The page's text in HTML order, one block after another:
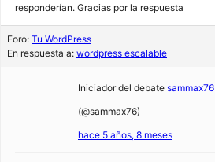
responderían. Gracias por la respuesta
Foro: Tu WordPress
En respuesta a: wordpress escalable
Iniciador del debate sammax76
(@sammax76)
hace 5 años, 8 meses